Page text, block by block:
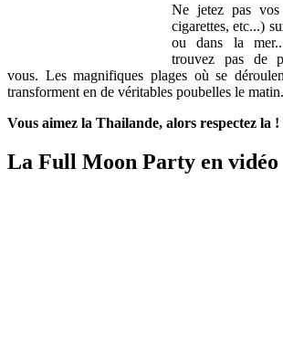
Ne jetez pas vos
cigarettes, etc...)
ou dans la
trouvez pas de
vous. Les magnifiques plages où se
transforment en de véritables poubelles le
Vous aimez la Thailande, alors respectez la !
La Full Moon Party en vidéo